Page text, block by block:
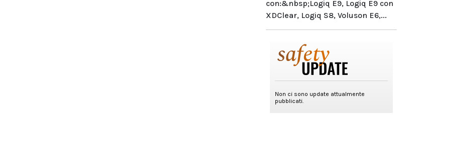
con:&nbsp;Logiq E9, Logiq E9 con
XDClear, Logiq S8, Voluson E6,...